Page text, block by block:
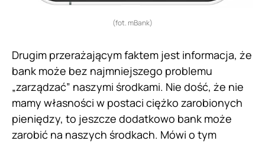
(fot. mBank)
Drugim przerażającym faktem jest informacja, że
bank może bez najmniejszego problemu
„zarządzać” naszymi środkami. Nie dość, że nie
mamy własności w postaci ciężko zarobionych
pieniędzy, to jeszcze dodatkowo bank może
zarobić na naszych środkach. Mówi o tym